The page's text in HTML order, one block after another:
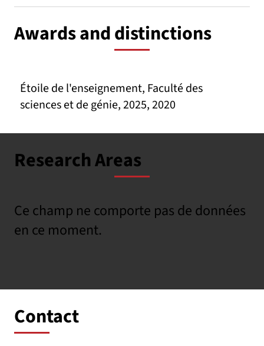
Awards and distinctions
Étoile de l'enseignement, Faculté des
sciences et de génie, 2025, 2020
Research Areas
Ce champ ne comporte pas de données
en ce moment.
Contact